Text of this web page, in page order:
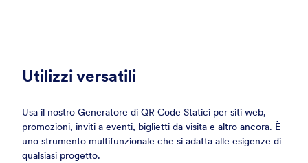
Utilizzi versatili
Usa il nostro Generatore di QR Code Statici per siti web,
promozioni, inviti a eventi, biglietti da visita e altro ancora. È
uno strumento multifunzionale che si adatta alle esigenze di
qualsiasi progetto.